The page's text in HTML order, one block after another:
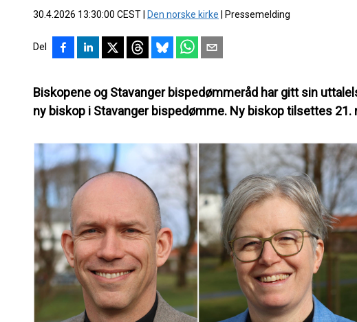
30.4.2026 13:30:00 CEST Den norske kirke Pressemelding
Del
Biskopene og Stavanger bispedømmeråd har gitt sin
ny biskop i Stavanger bispedømme. Ny biskop tilsettes 21.